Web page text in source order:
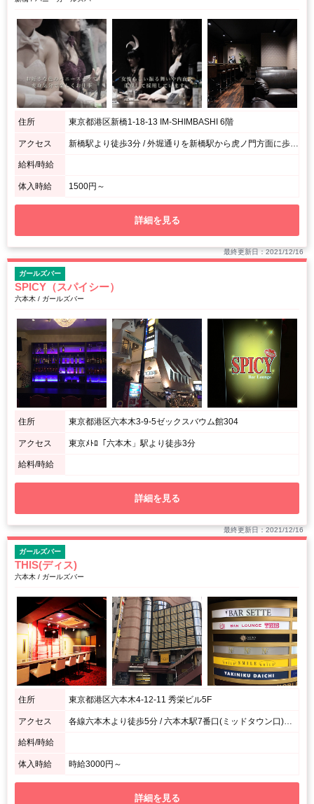
住所 東京都港区新橋1-18-13 IM-SHIMBASHI 6階
アクセス
給料/時給
体入時給 1500円～
詳細を見る
最終更新日：2021/12/16
ガールズバー
SPICY（スパイシー）
六本木 / ガールズバー
住所 東京都港区六本木3-9-5ゼックスバウム館304
アクセス 東京ﾒﾄﾛ「六本木」駅より徒歩3分
給料/時給
詳細を見る
最終更新日：2021/12/16
ガールズバー
THIS(ディス)
六本木 / ガールズバー
住所 東京都港区六本木4-12-11 秀栄ビル5F
アクセス
給料/時給
体入時給 時給3000円～
詳細を見る